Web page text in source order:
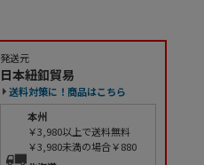
発送元
日本紐釦貿易
送料対策に！商品はこちら
本州
￥3,980以上で送料無料
￥3,980未満の場合￥880